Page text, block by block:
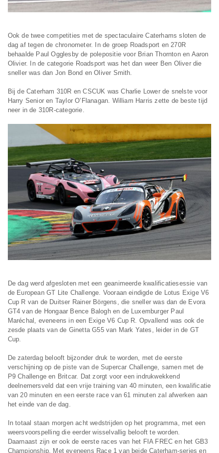
Ook de twee competities met de spectaculaire Caterhams sloten de
dag af tegen de chronometer. In de groep Roadsport en 270R
behaalde Paul Ogglesby de polepositie voor Brian Thornton en Aaron
Olivier. In de categorie Roadsport was het dan weer Ben Oliver die
sneller was dan Jon Bond en Oliver Smith.
Bij de Caterham 310R en CSCUK was Charlie Lower de snelste voor
Harry Senior en Taylor O’Flanagan. William Harris zette de beste tijd
neer in de 310R-categorie.
De dag werd afgesloten met een geanimeerde kwalificatiesessie van
de European GT Lite Challenge. Vooraan eindigde de Lotus Exige V6
Cup R van de Duitser Rainer Börgens, die sneller was dan de Evora
GT4 van de Hongaar Bence Balogh en de Luxemburger Paul
Maréchal, eveneens in een Exige V6 Cup R. Opvallend was ook de
zesde plaats van de Ginetta G55 van Mark Yates, leider in de GT
Cup.
De zaterdag belooft bijzonder druk te worden, met de eerste
verschijning op de piste van de Supercar Challenge, samen met de
P9 Challenge en Britcar. Dat zorgt voor een indrukwekkend
deelnemersveld dat een vrije training van 40 minuten, een kwalificatie
van 20 minuten en een eerste race van 61 minuten zal afwerken aan
het einde van de dag.
In totaal staan morgen acht wedstrijden op het programma, met een
weersvoorspelling die eerder wisselvallig belooft te worden.
Daarnaast zijn er ook de eerste races van het FIA FREC en het GB3
Championship. Met eveneens Race 1 van beide Caterham-series en